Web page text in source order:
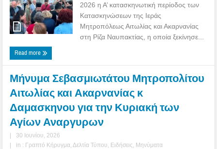
2026 η Α’ κατασκηνωτική περίοδος των
Κατασκηνώσεων της Ιεράς
Μητροπόλεως Αιτωλίας και Ακαρνανίας
στη Ρίζα Ναυπακτίας, η οποία ξεκίνησε...
Read more
Μήνυμα Σεβασμιωτάτου Μητροπολίτου
Αιτωλίας και Ακαρνανίας κ
Δαμασκηνου για την Κυριακή των
Αγίων Αναργυρων
|
30 Ιουνίου, 2026
|
in : Γραπτό Κήρυγμα Δελτία Τύπου Ειδήσεις Μηνύματα